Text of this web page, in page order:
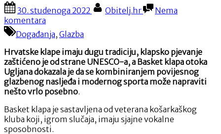
Posted
on
30. studenoga 2022 By
Obitelj.hr
Nema
komentara
“Nemoj
da
ti
teško
bude”
–
očaravajuća
pjesma
u
izvedbi
Basket
Događanja, Glazba
Hrvatske klape imaju dugu tradiciju, klapsko pjevanje
zaštićeno je od strane UNESCO-a, a Basket klapa otoka
Ugljana dokazala je da se kombiniranjem povijesnog
glazbenog nasljeđa i modernog sporta može napraviti
nešto vrlo posebno.
Basket klapa je sastavljena od veterana košarkaškog
kluba koji, igrom slučaja, imaju sjajne vokalne
sposobnosti.